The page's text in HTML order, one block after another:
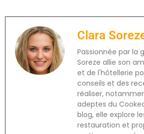
Clara
Passionnée par la
Soreze allie son
et de l'hôtellerie
conseils et des
réaliser,
adeptes du
blog, elle explore
restauration et